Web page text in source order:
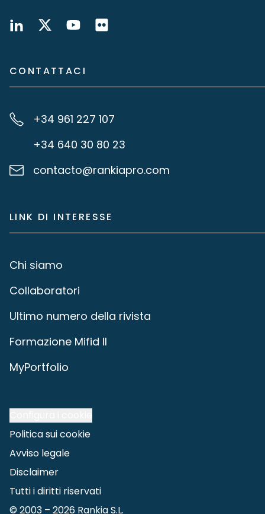
CONTATTACI
+34 961 227 107
+34 640 30 80 23
contacto@rankiapro.com
LINK DI INTERESSE
Chi siamo
Collaboratori
Ultimo numero della rivista
Formazione Mifid II
MyPortfolio
Politica sui cookie
Avviso legale
Disclaimer
Tutti i diritti riservati
© 2003 – 2026 Rankia S.L.